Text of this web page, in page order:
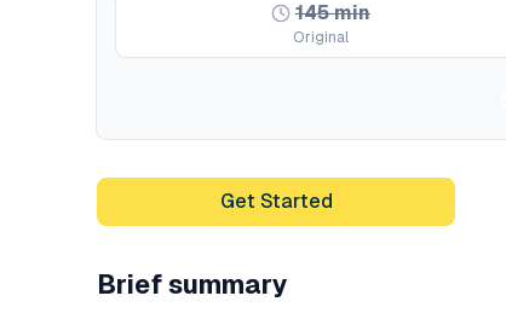
145min
Original
Get Started
Brief summary